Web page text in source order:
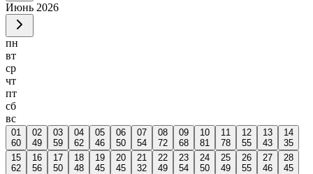
Июнь 2026
пн
вт
ср
чт
пт
сб
вс
01
60
02
49
03
59
04
62
05
46
06
50
07
54
08
72
09
68
10
81
11
78
12
55
13
43
14
35
15
62
16
56
17
50
18
48
19
45
20
45
21
32
22
49
23
54
24
50
25
49
26
55
27
46
28
45